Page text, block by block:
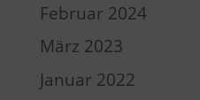
Februar 2024
März 2023
Januar 2022